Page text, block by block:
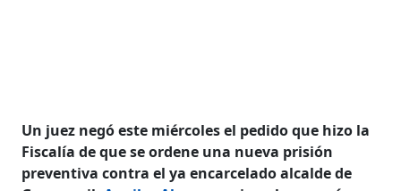
Un juez negó este miércoles el pedido que hizo la
Fiscalía de que se ordene una nueva prisión
preventiva contra el ya encarcelado alcalde de